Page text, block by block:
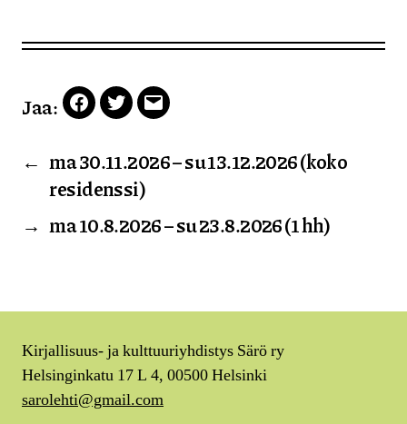
Jaa: Facebook
TwitterEmail
← ma 30.11.2026 – su 13.12.2026 (koko
residenssi)
→ ma 10.8.2026 – su 23.8.2026 (1 hh)
Kirjallisuus- ja kulttuuriyhdistys Särö ry
Helsinginkatu 17 L 4, 00500 Helsinki
sarolehti@gmail.com